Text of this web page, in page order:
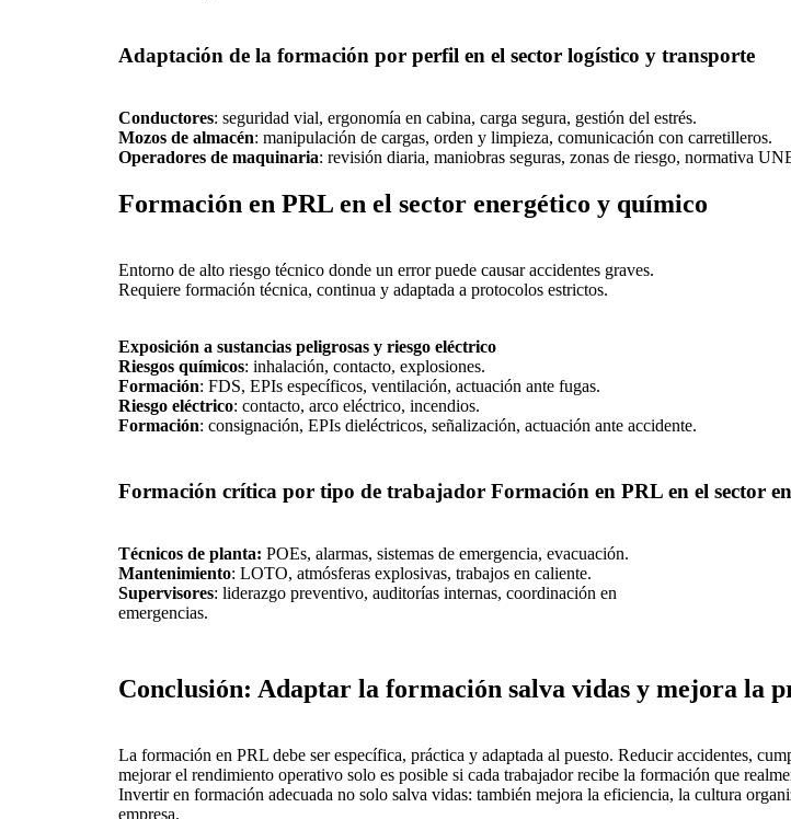
Adaptación de la formación por perfil en el sector logístico y transporte
Conductores: seguridad vial, ergonomía en cabina, carga segura, gestión del estrés.
Mozos de almacén: manipulación de cargas, orden y limpieza, comunicación con carretilleros.
Operadores de maquinaria: revisión diaria, maniobras seguras, zonas de riesgo, normativa
Formación en PRL en el sector energético y químico
Entorno de alto riesgo técnico donde un error puede causar accidentes graves.
Requiere formación técnica, continua y adaptada a protocolos estrictos.
Exposición a sustancias peligrosas y riesgo eléctrico
Riesgos químicos: inhalación, contacto, explosiones.
Formación: FDS, EPIs específicos, ventilación, actuación ante fugas.
Riesgo eléctrico: contacto, arco eléctrico, incendios.
Formación: consignación, EPIs dieléctricos, señalización, actuación ante accidente.
Formación crítica por tipo de trabajador Formación en PRL en el sector
Técnicos de planta: POEs, alarmas, sistemas de emergencia, evacuación.
Mantenimiento: LOTO, atmósferas explosivas, trabajos en caliente.
Supervisores: liderazgo preventivo, auditorías internas, coordinación en
emergencias.
Conclusión: Adaptar la formación salva vidas y mejora la
La formación en PRL debe ser específica, práctica y adaptada al puesto. Reducir accidentes,
mejorar el rendimiento operativo solo es posible si cada trabajador recibe la formación que
Invertir en formación adecuada no solo salva vidas: también mejora la eficiencia, la cultura
empresa.